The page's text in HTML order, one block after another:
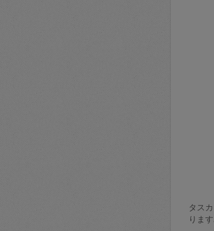
タス
りま